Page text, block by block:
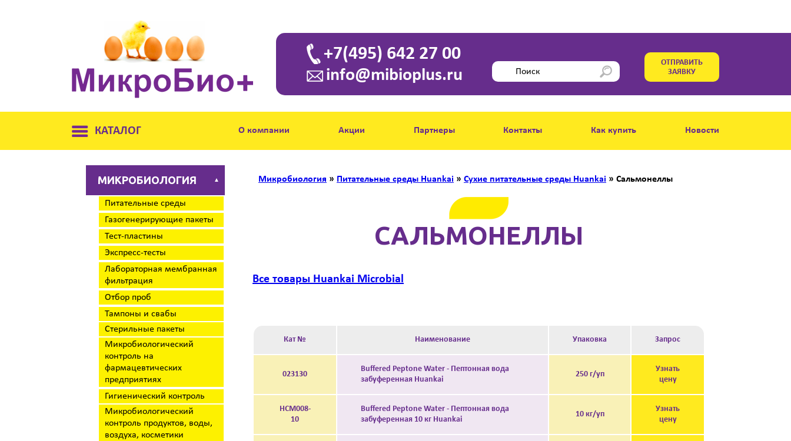
+7(495) 642 27 00
info@mibioplus.ru
ОТПРАВИТЬ
ЗАЯВКУ
КАТАЛОГ О компании Акции Партнеры Контакты Как купить Новости
МИКРОБИОЛОГИЯ ▲
Питательные среды
Газогенерирующие пакеты
Тест-пластины
Экспресс-тесты
Лабораторная мембранная
фильтрация
Отбор проб
Тампоны и свабы
Стерильные пакеты
Микробиологический
контроль на
фармацевтических
предприятиях
Гигиенический контроль
Микробиологический
контроль продуктов, воды,
воздуха, косметики
Микробиология » Питательные среды Huankai » Сухие питательные среды Huankai » Сальмонеллы
САЛЬМОНЕЛЛЫ
Все товары Huankai Microbial
Кат № Наименование Упаковка Запрос
023130
Buffered Peptone Water - Пептонная вода
забуференная Huankai
250 г/уп
Узнать
цену
HCM008-
10
Buffered Peptone Water - Пептонная вода
забуференная 10 кг Huankai
10 кг/уп
Узнать
цену